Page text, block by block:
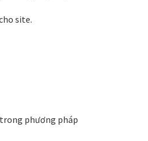
site.
trong phương pháp